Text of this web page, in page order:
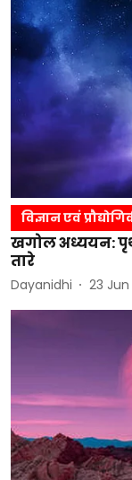
विज्ञान एवं
खगोल अध्ययन:
तारे
Dayanidhi 23